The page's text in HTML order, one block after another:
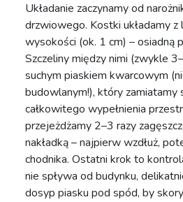
Układanie zaczynamy od
drzwiowego. Kostki układamy z
wysokości (ok. 1 cm) – osiadną
Szczeliny między nimi (zwykle
suchym piaskiem kwarcowym
budowlanym!), który zamiatamy
całkowitego wypełnienia
przejeżdżamy 2–3 razy
nakładką – najpierw wzdłuż,
chodnika. Ostatni krok to
nie spływa od budynku,
dosyp piasku pod spód, by